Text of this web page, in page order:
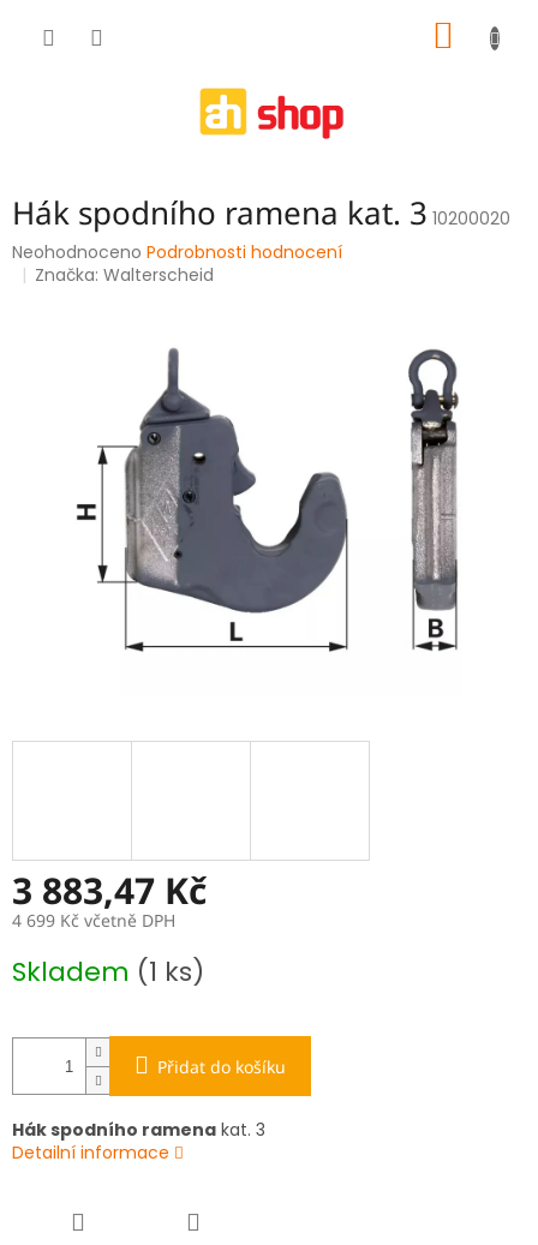
Hák spodního ramena kat. 3 10200020
Průměrné
hodnocení
Neohodnoceno Podrobnosti hodnocení
Značka:Walterscheid
3 883,47 Kč
4 699 Kč včetně DPH
cena:
Skladem (1 ks)
Přidat do košíku
Hák spodního ramena kat. 3
Detailní informace